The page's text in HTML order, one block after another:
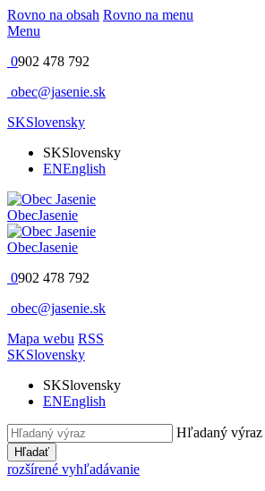
Rovno na obsah Rovno na menu
Menu
0902 478 792
obec@jasenie.sk
SKSlovensky
SKSlovensky
ENEnglish
ObecJasenie
ObecJasenie
0902 478 792
obec@jasenie.sk
Mapa webu RSS
SKSlovensky
SKSlovensky
ENEnglish
Hľadaný výraz
Hľadať
rozšírené vyhľadávanie